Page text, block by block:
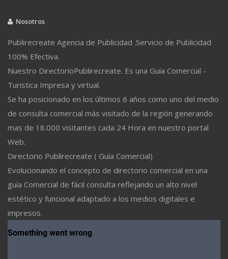
Nosotros
Publirecreate Agencia de Publicidad .Servicio de Publicidad
100% Efectiva.
Nuestro DirectorioPublirecreate. Es una Guía Comercial -
Turistica Impresa y virtual.
Se ha posicionado en los últimos 6 años como uno del medio
de consulta comercial más visitado de la región generando
mas de 18.000 visitantes cada 24 Hora en nuestro portal
Web.
Directorio Publirecreate ( Guía Comercial)
Evolucionando el concepto de directorio comercial en una
guía Comercial de fácil consulta reflejando un alto nivel
estético y funcional adaptado a los medios digitales e
impresos.